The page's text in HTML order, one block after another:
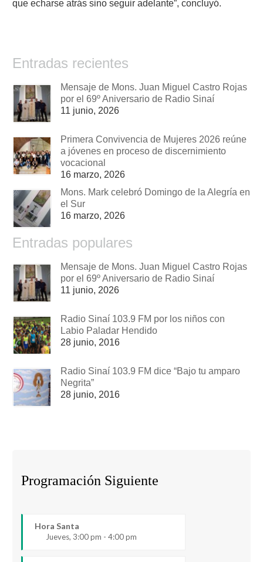
que echarse atrás sino seguir adelante”, concluyó.
Entradas recientes
Mensaje de Mons. Juan Miguel Castro Rojas
por el 69º Aniversario de Radio Sinaí
11 junio, 2026
Primera Convivencia de Mujeres 2026 reúne
a jóvenes en proceso de discernimiento
vocacional
16 marzo, 2026
Mons. Mark celebró Domingo de la Alegría en
el Sur
16 marzo, 2026
Entradas populares
Mensaje de Mons. Juan Miguel Castro Rojas
por el 69º Aniversario de Radio Sinaí
11 junio, 2026
Radio Sinaí 103.9 FM por los niños con
Labio Paladar Hendido
28 junio, 2016
Radio Sinaí 103.9 FM dice “Bajo tu amparo
Negrita”
28 junio, 2016
Programación Siguiente
Hora Santa
Jueves, 3:00 pm - 4:00 pm